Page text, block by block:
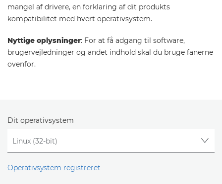
mangel af drivere, en forklaring af dit produkts
kompatibilitet med hvert operativsystem.
Nyttige oplysninger: For at få adgang til software,
brugervejledninger og andet indhold skal du bruge fanerne
ovenfor.
Dit operativsystem
Operativsystem registreret